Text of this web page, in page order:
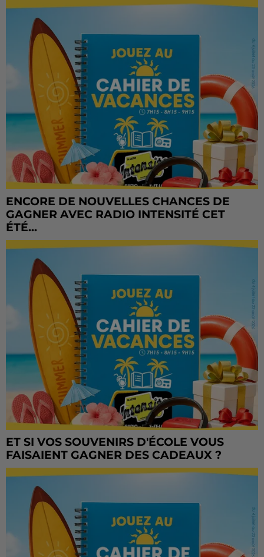
ENCORE DE NOUVELLES CHANCES DE
GAGNER AVEC RADIO INTENSITÉ CET
ÉTÉ...
ET SI VOS SOUVENIRS D'ÉCOLE VOUS
FAISAIENT GAGNER DES CADEAUX ?